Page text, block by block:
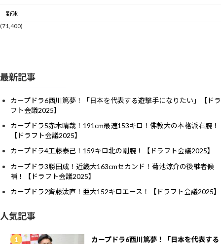
野球
(71,400)
最新記事
カープドラ6西川篤夢！「日本を代表する遊撃手になりたい」【ドラ
フト会議2025】
カープドラ5赤木晴哉！191cm最速153キロ！佛教大の本格派右腕！
【ドラフト会議2025】
カープドラ4工藤泰己！159キロ北の剛腕！【ドラフト会議2025】
カープドラ3勝田成！近畿大163cmセカンド！菊池涼介の後継者候
補！【ドラフト会議2025】
カープドラ2齊藤汰直！亜大152キロエース！【ドラフト会議2025】
人気記事
カープドラ6西川篤夢！「日本を代表する